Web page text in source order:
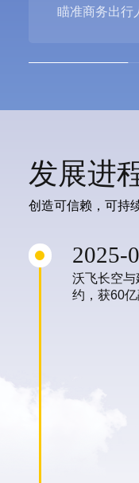
瞄准商务出行
发展进
创造可信赖，可持
2025-
沃飞长空
约，获60